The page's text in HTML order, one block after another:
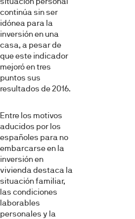
continúa sin ser
idónea para la
inversión en una
casa, a pesar de
que este indicador
mejoró en tres
puntos sus
resultados de 2016.
Entre los motivos
aducidos por los
españoles para no
embarcarse en la
inversión en
vivienda destaca la
situación familiar,
las condiciones
laborables
personales y la